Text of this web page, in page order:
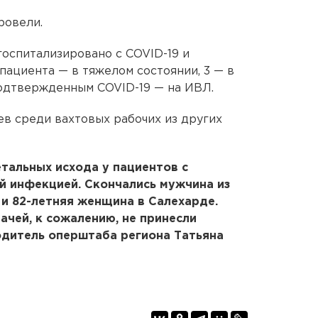
с COVID-19 и
— в тяжелом состоянии, 3 — в
COVID-19 — на ИВЛ.
среди вахтовых рабочих из других
исхода у пациентов с
инфекцией. Скончались мужчина из
82-летняя женщина в Салехарде.
к сожалению, не принесли
оперштаба региона Татьяна